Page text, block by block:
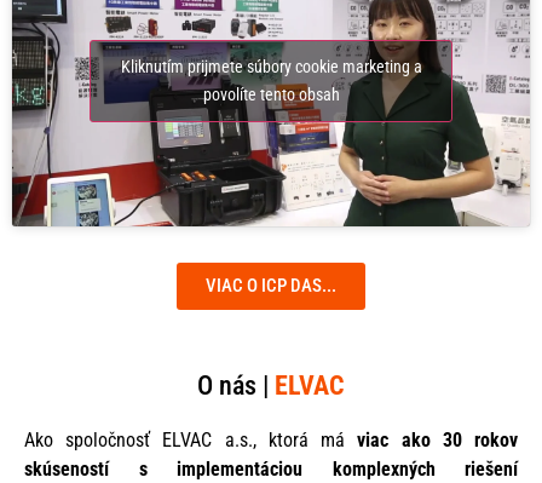
Kliknutím prijmete súbory cookie marketing a
povolíte tento obsah
VIAC O ICP DAS...
O nás | ELVAC
Ako spoločnosť ELVAC a.s., ktorá máviac ako 30 rokov
skúseností s implementáciou komplexných riešení